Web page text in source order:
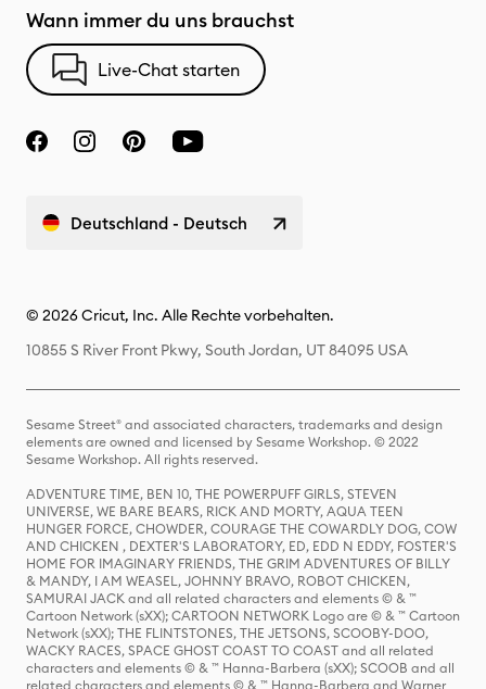
Wann immer du uns brauchst
Live-Chat starten
Deutschland - Deutsch
© 2026 Cricut, Inc. Alle Rechte vorbehalten.
10855 S River Front Pkwy, South Jordan, UT 84095 USA
Sesame Street® and associated characters, trademarks and design
elements are owned and licensed by Sesame Workshop. © 2022
Sesame Workshop. All rights reserved.
ADVENTURE TIME, BEN 10, THE POWERPUFF GIRLS, STEVEN
UNIVERSE, WE BARE BEARS, RICK AND MORTY, AQUA TEEN
HUNGER FORCE, CHOWDER, COURAGE THE COWARDLY DOG, COW
AND CHICKEN , DEXTER'S LABORATORY, ED, EDD N EDDY, FOSTER'S
HOME FOR IMAGINARY FRIENDS, THE GRIM ADVENTURES OF BILLY
& MANDY, I AM WEASEL, JOHNNY BRAVO, ROBOT CHICKEN,
SAMURAI JACK and all related characters and elements © & ™
Cartoon Network (sXX); CARTOON NETWORK Logo are © & ™ Cartoon
Network (sXX); THE FLINTSTONES, THE JETSONS, SCOOBY-DOO,
WACKY RACES, SPACE GHOST COAST TO COAST and all related
characters and elements © & ™ Hanna-Barbera (sXX); SCOOB and all
related characters and elements © & ™ Hanna-Barbera and Warner